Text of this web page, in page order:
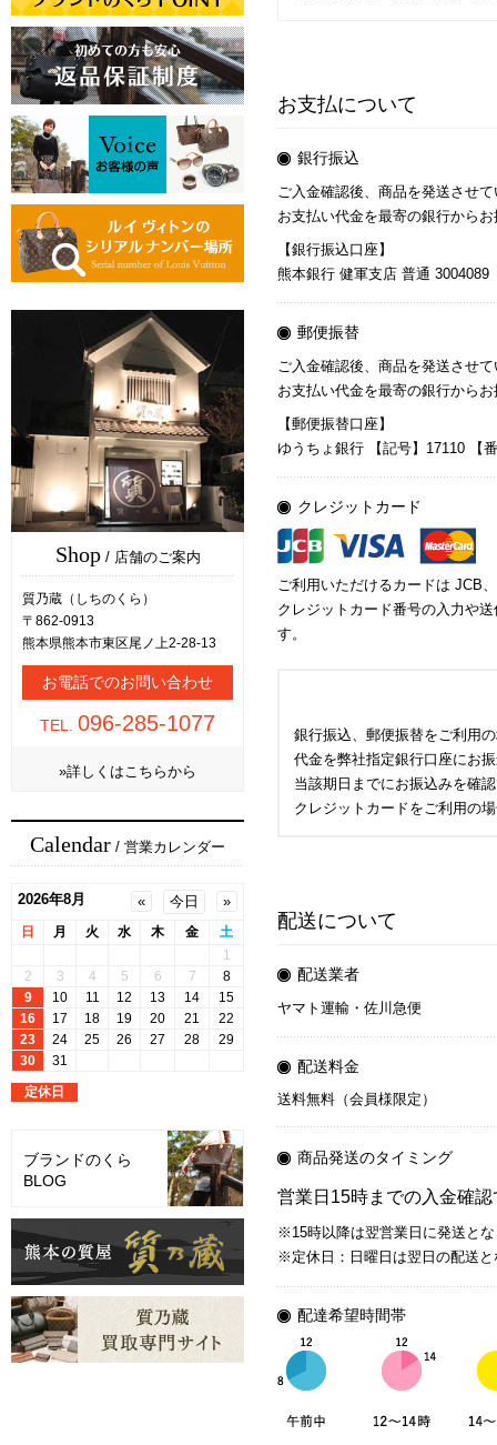
Shop/ 店舗のご案内
質乃蔵（しちのくら）
〒862-0913
熊本県熊本市東区尾ノ上2-28-13
お電話でのお問い合わせ
TEL. 096-285-1077
»詳しくはこちらから
Calendar / 営業カレンダー
ブランドのくら
BLOG
お支払について
銀行振込
ご入金確認後、商品を発送させ
お支払い代金を最寄の銀行から
【銀行振込口座】
熊本銀行 健軍支店 普通
郵便振替
ご入金確認後、商品を発送させ
お支払い代金を最寄の銀行から
【郵便振替口座】
ゆうちょ銀行 【記号】17110 【
クレジットカード
ご利用いただけるカードは JCB
クレジットカード番号の入力や
す。
銀行振込、郵便振替をご利用
代金を弊社指定銀行口座にお
当該期日までにお振込みを確
クレジットカードをご利用の
配送について
配送業者
ヤマト運輸・佐川急便
配送料金
送料無料（会員様限定）
商品発送のタイミング
営業日15時までの入金確
※15時以降は翌営業日に発送と
※定休日：日曜日は翌日の配送と
配達希望時間帯